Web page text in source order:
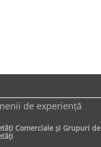
de experienţă
Comerciale şi Grupuri de